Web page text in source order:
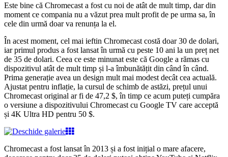
Este bine că Chromecast a fost cu noi de atât de mult timp, dar din
moment ce compania nu a văzut prea mult profit de pe urma sa, în
cele din urmă doar va renunța la el.
În acest moment, cel mai ieftin Chromecast costă doar 30 de dolari,
iar primul produs a fost lansat în urmă cu peste 10 ani la un preț net
de 35 de dolari. Ceea ce este minunat este că Google a rămas cu
dispozitivul atât de mult timp și l-a îmbunătățit din când în când.
Prima generație avea un design mult mai modest decât cea actuală.
Ajustat pentru inflație, la cursul de schimb de astăzi, prețul unui
Chromecast original ar fi de 47,2 $, în timp ce acum puteți cumpăra
o versiune a dispozitivului Chromecast cu Google TV care acceptă
și 4K Ultra HD pentru 50 $.
Chromecast a fost lansat în 2013 și a fost inițial o mare afacere,